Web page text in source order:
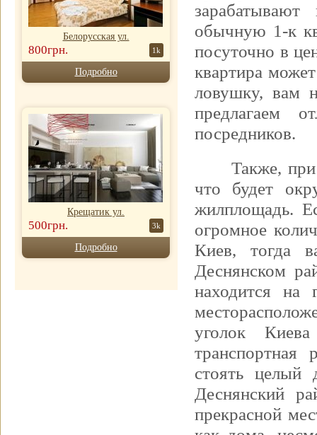
Белорусская ул.
800грн. 1k
Подробно
Крещатик ул.
500грн. 3k
Подробно
обычную 1-к
посуточно в
квартира
ловушку, вам
предлагаем
посредников.
Также,
что будет
жилплощадь.
огромное
Киев, тогда
Деснянском
находится на
уголок
транспортная
стоять целый
Деснянский
прекрасной